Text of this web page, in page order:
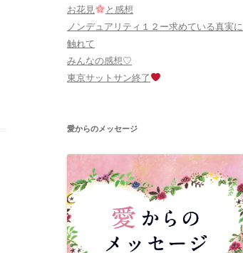
お花見
と感想
ノンデュアリティ１２ー求めている真実に
触れて
みんなの感想♡
東京サットサン終了
愛からのメッセージ